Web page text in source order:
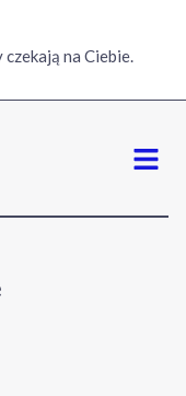
na Ciebie.
Menu